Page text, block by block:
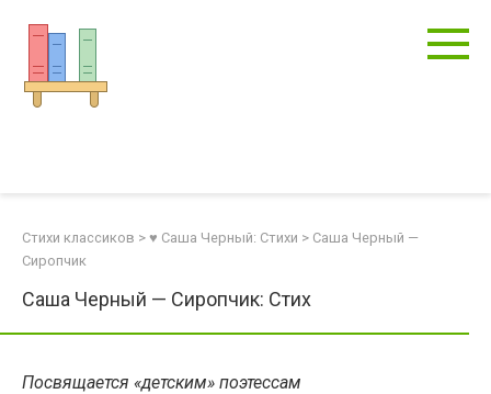
контенту
Стихи классиков > ♥ Саша Черный: Стихи > Саша Черный —
Сиропчик
Саша Черный — Сиропчик: Стих
Посвящается «детским» поэтессам